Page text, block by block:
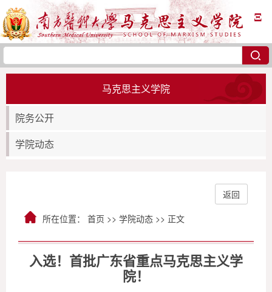
Ξ
马克思主义学院
院务公开
学院动态
所在位置： 首页 >> 学院动态 >> 正文
返回
入选！首批广东省重点马克思主义学
院！